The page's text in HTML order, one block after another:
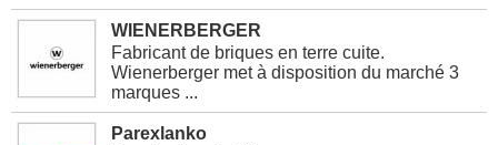
WIENERBERGER
Fabricant de briques en terre cuite.
Wienerberger met à disposition du marché 3
marques ...
Parexlanko